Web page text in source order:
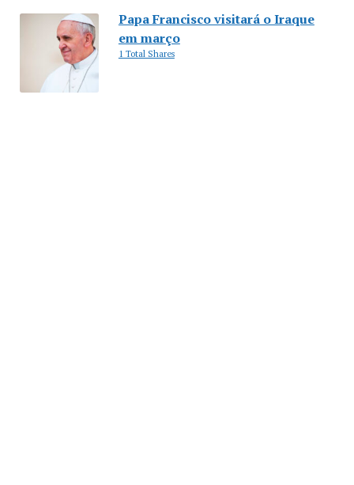
Papa Francisco visitará o Iraque
em março
1 Total Shares